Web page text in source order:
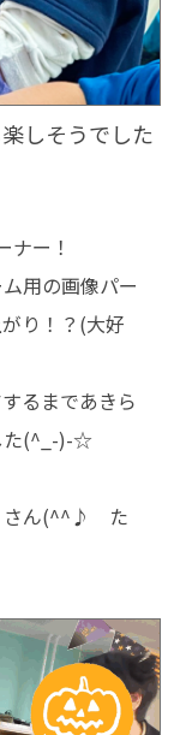
しそうでした
ー！
用の画像パー
り！？(大好
るまであきら
た(^_-)-☆
さん(^^♪ た